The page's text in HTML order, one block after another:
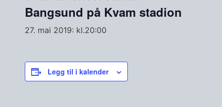
Bangsund på Kvam stadion
27. mai 2019: kl.20:00
Legg til i kalender